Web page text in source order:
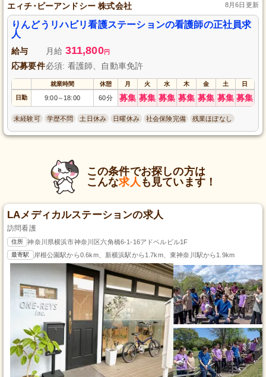
エィチ･ビーアンドシー 株式会社 8月6日更新
りんどうリハビリ看護ステーションの看護師の正社員求
人
給与 月給 311,800円
応募要件必須: 看護師、自動車免許
就業時間 休憩 月 火 水 木 金 土 日
日勤 9:00～ 18:00 60分 募集 募集 募集 募集 募集 募集 募集
未経験可 学歴不問 土日休み 日曜休み 社会保険完備 残業ほぼなし
この条件でお探しの方は
こんな求人 も見ています！
LAメディカルステーションの求人
訪問看護
住所 神奈川県横浜市神奈川区六角橋6-1-16アドベルビル1F
最寄駅 岸根公園駅から0.6km、新横浜駅から1.7km、東神奈川駅から1.9km